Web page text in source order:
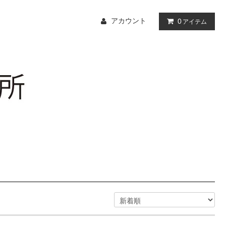
アカウント 0 アイテム